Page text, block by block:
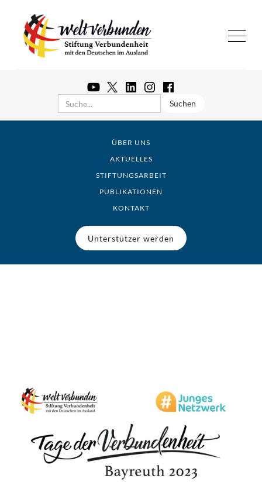
ÜBER UNS
AKTUELLES
STIFTUNGSARBEIT
PUBLIKATIONEN
KONTAKT
Unterstützer werden